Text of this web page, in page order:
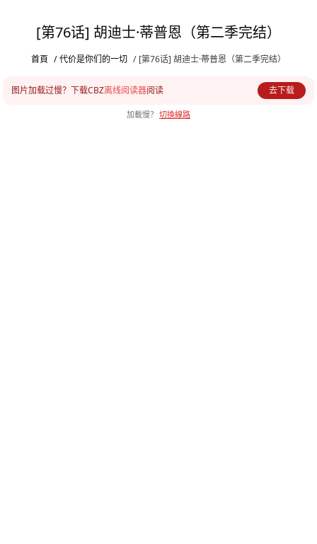
[第76话] 胡迪士·蒂普恩（第二季完结）
首頁 / 代价是你们的一切 / [第76话] 胡迪士·蒂普恩（第二季完结）
图片加载过慢？下载CBZ离线阅读器阅读 去下载
加載慢？ 切換線路